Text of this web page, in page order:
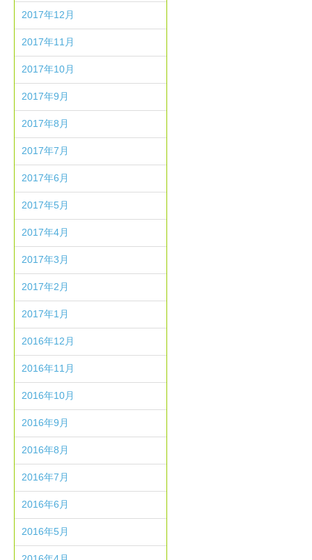
2017年12月
2017年11月
2017年10月
2017年9月
2017年8月
2017年7月
2017年6月
2017年5月
2017年4月
2017年3月
2017年2月
2017年1月
2016年12月
2016年11月
2016年10月
2016年9月
2016年8月
2016年7月
2016年6月
2016年5月